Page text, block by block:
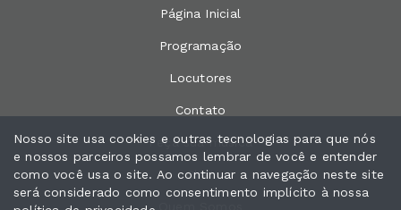
Página Inicial
Programação
Locutores
Contato
Peça sua música
Chat
Nosso site usa cookies e outras tecnologias para que nós
e nossos parceiros possamos lembrar de você e entender
como você usa o site. Ao continuar a navegação neste site
será considerado como consentimento implícito à nossa